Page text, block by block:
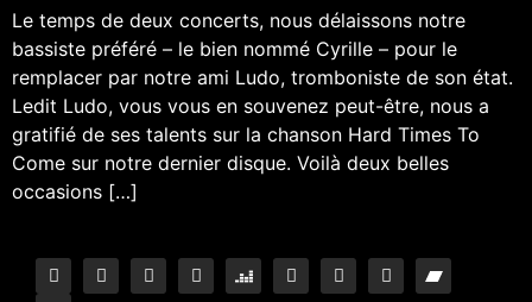
Le temps de deux concerts, nous délaissons notre
bassiste préféré – le bien nommé Cyrille – pour le
remplacer par notre ami Ludo, tromboniste de son état.
Ledit Ludo, vous vous en souvenez peut-être, nous a
gratifié de ses talents sur la chanson Hard Times To
Come sur notre dernier disque. Voilà deux belles
occasions […]